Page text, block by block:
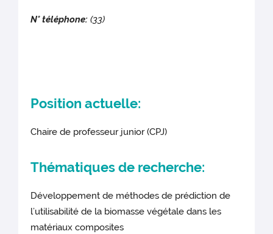
N° téléphone: (33)
Position actuelle:
Chaire de professeur junior (CPJ)
Thématiques de recherche:
Développement de méthodes de prédiction de
l’utilisabilité de la biomasse végétale dans les
matériaux composites